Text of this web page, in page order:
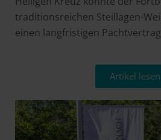
traditionsreichen Steillagen-
einen langfristigen
Artikel lesen